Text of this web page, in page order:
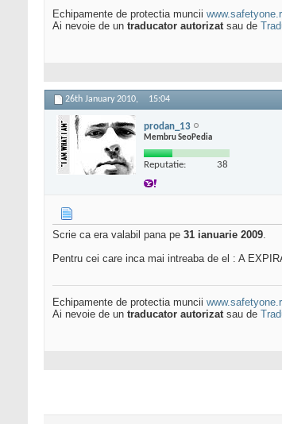
Echipamente de protectia muncii
Ai nevoie de un traducator autorizatsau de
26th January 2010, 15:04
prodan_13
Membru SeoPedia
Reputatie: 38
Scrie ca era valabil pana pe 31 ianuarie 2009.
Pentru cei care inca mai intreaba de el : A
Echipamente de protectia muncii
Ai nevoie de un traducator autorizatsau de